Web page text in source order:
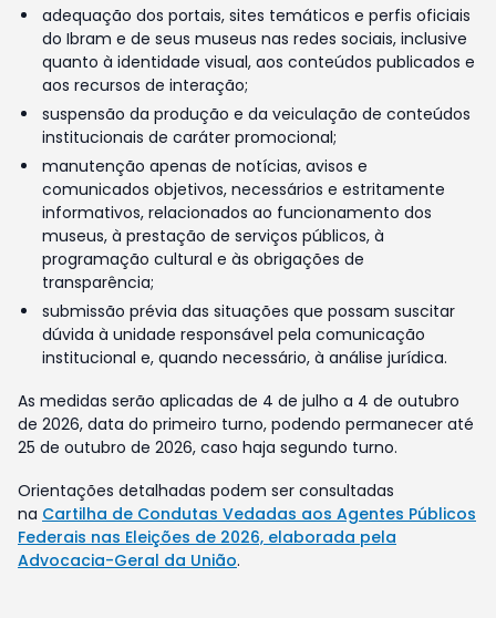
adequação dos portais, sites temáticos e perfis oficiais
do Ibram e de seus museus nas redes sociais, inclusive
quanto à identidade visual, aos conteúdos publicados e
aos recursos de interação;
suspensão da produção e da veiculação de conteúdos
institucionais de caráter promocional;
manutenção apenas de notícias, avisos e
comunicados objetivos, necessários e estritamente
informativos, relacionados ao funcionamento dos
museus, à prestação de serviços públicos, à
programação cultural e às obrigações de
transparência;
submissão prévia das situações que possam suscitar
dúvida à unidade responsável pela comunicação
institucional e, quando necessário, à análise jurídica.
As medidas serão aplicadas de 4 de julho a 4 de outubro
de 2026, data do primeiro turno, podendo permanecer até
25 de outubro de 2026, caso haja segundo turno.
Orientações detalhadas podem ser consultadas
na Cartilha de Condutas Vedadas aos Agentes Públicos
Federais nas Eleições de 2026, elaborada pela
Advocacia-Geral da União.